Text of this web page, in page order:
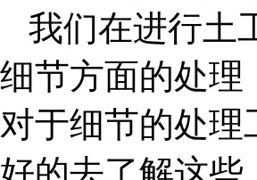
我们在进行土
细节方面的处理
对于细节的处
好的去了解这